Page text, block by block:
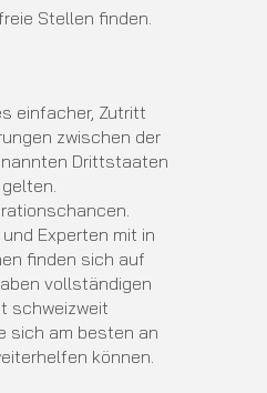
Stellen finden.
einfacher, Zutritt
zwischen der
Drittstaaten
Experten mit in
finden sich auf
vollständigen
schweizweit
sich am besten an
können.